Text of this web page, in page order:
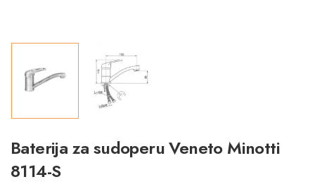
Baterija za sudoperu Veneto Minotti
8114-S